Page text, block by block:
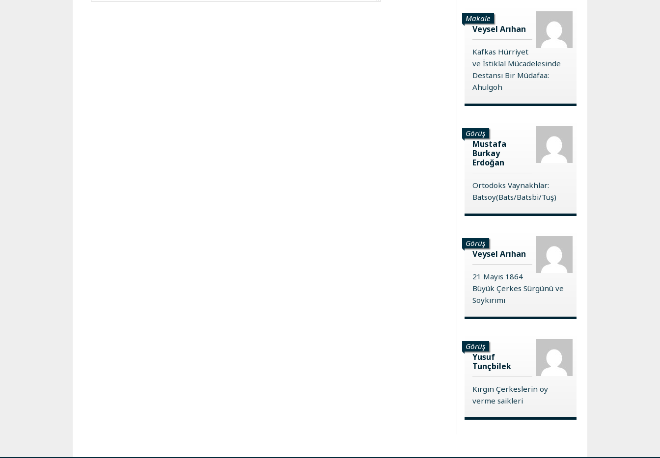
Makale
Veysel Arıhan
Kafkas Hürriyet
ve İstiklal Mücadelesinde
Destansı Bir Müdafaa:
Ahulgoh
Görüş
Mustafa
Burkay
Erdoğan
Ortodoks Vaynakhlar:
Batsoy(Bats/Batsbi/Tuş)
Görüş
Veysel Arıhan
21 Mayıs 1864
Büyük Çerkes Sürgünü ve
Soykırımı
Görüş
Yusuf
Tunçbilek
Kırgın Çerkeslerin oy
verme saikleri